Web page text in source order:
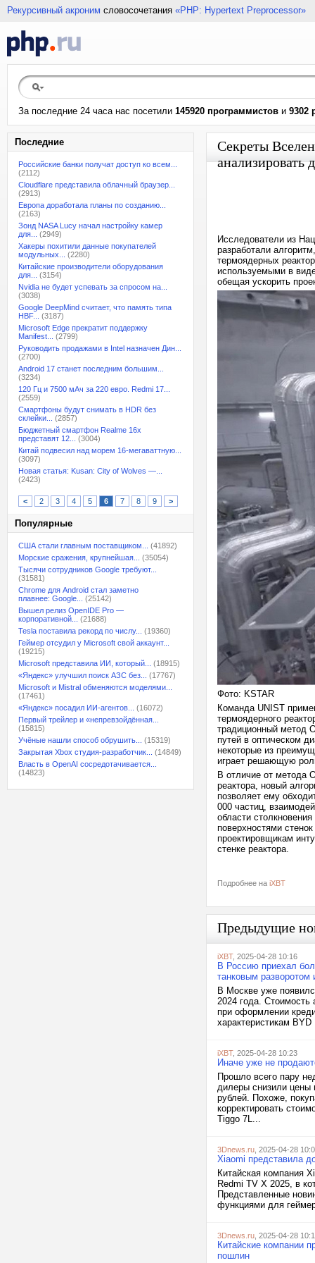
Рекурсивный акроним словосочетания «PHP: Hypertext Preprocessor»
За последние 24 часа нас посетили 145920 программистов и 9302
Последние
Российские банки получат доступ ко всем...
(2112)
Cloudflare представила облачный браузер...
(2913)
Европа доработала планы по созданию...
(2163)
Зонд NASA Lucy начал настройку камер
для...
(2949)
Хакеры похитили данные покупателей
модульных...
(2280)
Китайские производители оборудования
для...
(3154)
Nvidia не будет успевать за спросом на...
(3038)
Google DeepMind считает, что память типа
HBF...
(3187)
Microsoft Edge прекратит поддержку
Manifest...
(2799)
Руководить продажами в Intel назначен Дин...
(2700)
Android 17 станет последним большим...
(3234)
120 Гц и 7500 мАч за 220 евро. Redmi 17...
(2559)
Смартфоны будут снимать в HDR без
склейки...
(2857)
Бюджетный смартфон Realme 16x
представят 12...
(3004)
Китай подвесил над морем 16-мегаваттную...
(3097)
Новая статья: Kusan: City of Wolves —...
(2423)
< 2 3 4 5 6 7 8 9 >
Популярные
США стали главным поставщиком...
(41892)
Морские сражения, крупнейшая...
(35054)
Тысячи сотрудников Google требуют...
(31581)
Chrome для Android стал заметно
плавнее: Google...
(25142)
Вышел релиз OpenIDE Pro —
корпоративной...
(21688)
Tesla поставила рекорд по числу...
(19360)
Геймер отсудил у Microsoft свой аккаунт...
(19215)
Microsoft представила ИИ, который...
(18915)
«Яндекс» улучшил поиск АЗС без...
(17767)
Microsoft и Mistral обменяются моделями...
(17461)
«Яндекс» посадил ИИ-агентов...
(16072)
Первый трейлер и «непревзойдённая...
(15815)
Учёные нашли способ обрушить...
(15319)
Закрытая Xbox студия-разработчик...
(14849)
Власть в OpenAI сосредотачивается...
(14823)
Секреты
анализировать
Исследователи из
разработали
термоядерных
используемыми в
обещая ускорить
Фото: KSTAR
Команда UNIST
термоядерного
традиционный метод
путей в оптическом
некоторые из
играет решающую
В отличие от метода
реактора, новый
позволяет ему
000 частиц,
области
поверхностями
проектировщикам
стенке реактора.
Подробнее на iXBT
Предыдущие
iXBT, 2025-04-28 10:16
В Россию приехал
танковым разворотом
В Москве уже
2024 года. Стоимость
при оформлении
характеристикам
iXBT, 2025-04-28 10:23
Иначе уже не
Прошло всего пару
дилеры снизили цены
рублей. Похоже,
корректировать
Tiggo 7L...
3Dnews.ru , 2025-04-28
Xiaomi представила
Китайская компания
Redmi TV X 2025, в
Представленные
функциями для
3Dnews.ru , 2025-04-28
Китайские компании
пошлин